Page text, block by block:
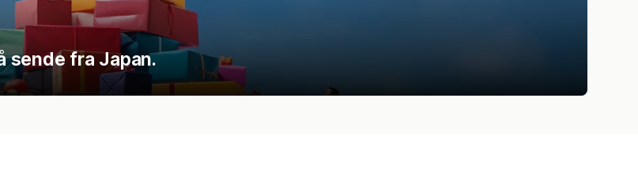
sende fra Japan.